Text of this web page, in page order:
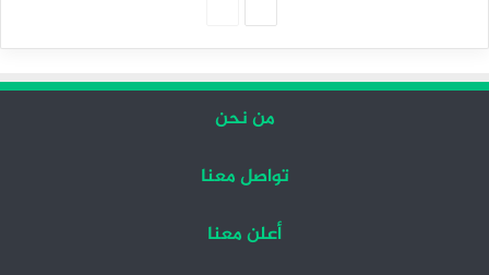
من نحن
تواصل معنا
أعلن معنا